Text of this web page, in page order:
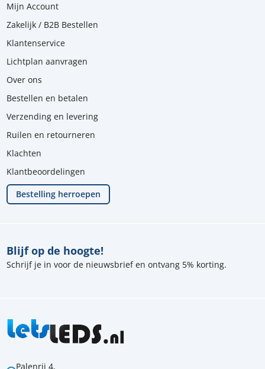
Palenrij 4,
Blijf op de hoogte!
Schrijf je in voor de nieuwsbrief en ontvang 5% korting.
Mijn Account
Zakelijk / B2B Bestellen
Klantenservice
Lichtplan aanvragen
Over ons
Bestellen en betalen
Verzending en levering
Ruilen en retourneren
Klachten
Klantbeoordelingen
Bestelling herroepen